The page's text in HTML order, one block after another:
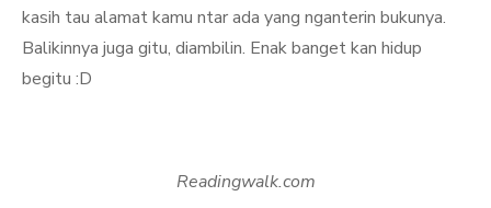
kasih tau alamat kamu ntar ada yang nganterin bukunya.
Balikinnya juga gitu, diambilin. Enak banget kan hidup
begitu :D
Readingwalk.com